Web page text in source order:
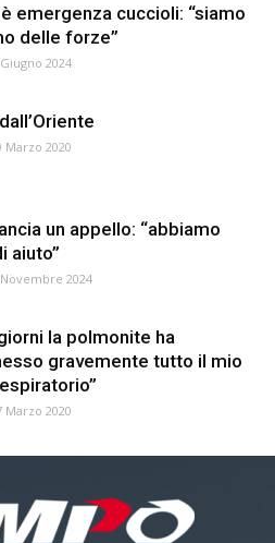
emergenza cuccioli: “siamo
delle forze”
2024
Marzo 2020
un appello: “abbiamo
aiuto”
2024
la polmonite ha
gravemente tutto il mio
Marzo 2020